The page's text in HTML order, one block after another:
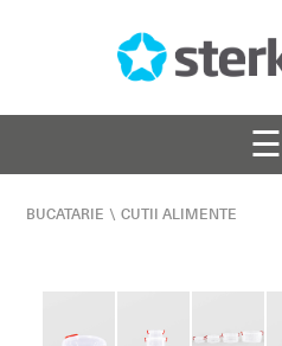
☰
BUCATARIE \ CUTII ALIMENTE